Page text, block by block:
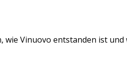
Vinuovo entstanden ist und